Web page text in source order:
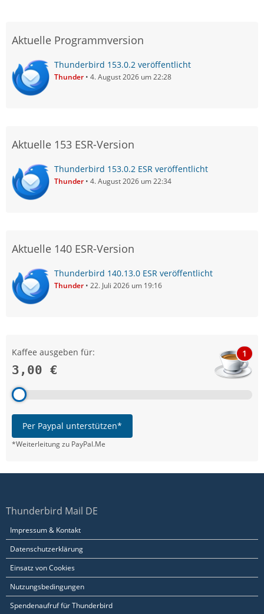
Aktuelle Programmversion
Thunderbird 153.0.2 veröffentlicht
Thunder 4. August 2026 um 22:28
Aktuelle 153 ESR-Version
Thunderbird 153.0.2 ESR veröffentlicht
Thunder 4. August 2026 um 22:34
Aktuelle 140 ESR-Version
Thunderbird 140.13.0 ESR veröffentlicht
Thunder 22. Juli 2026 um 19:16
Kaffee ausgeben für:
3,00 €
1
Per Paypal unterstützen*
*Weiterleitung zu PayPal.Me
Thunderbird Mail DE
Impressum & Kontakt
Datenschutzerklärung
Einsatz von Cookies
Nutzungsbedingungen
Spendenaufruf für Thunderbird